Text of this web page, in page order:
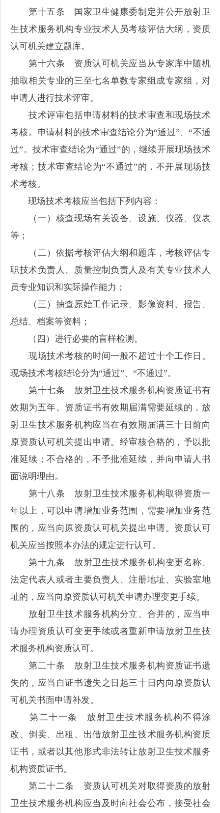
第十五条 国家卫生健康委制定并公开放射卫
生技术服务机构专业技术人员考核评估大纲，资质
认可机关建立题库。
第十六条 资质认可机关应当从专家库中随机
抽取相关专业的三至七名单数专家组成专家组，对
申请人进行技术评审。
技术评审包括申请材料的技术审查和现场技术
考核。申请材料的技术审查结论分为“通过”、“不通
过”。技术审查结论为“通过”的，继续开展现场技术
考核；技术审查结论为“不通过”的，不开展现场技
术考核。
现场技术考核应当包括下列内容：
（一）核查现场有关设备、设施、仪器、仪表
等；
（二）依据考核评估大纲和题库，考核评估专
职技术负责人、质量控制负责人及有关专业技术人
员专业知识和实际操作能力；
（三）抽查原始工作记录、影像资料、报告、
总结、档案等资料；
（四）进行必要的盲样检测。
现场技术考核的时间一般不超过十个工作日。
现场技术考核结论分为“通过”、“不通过”。
第十七条 放射卫生技术服务机构资质证书有
效期为五年。资质证书有效期届满需要延续的，放
射卫生技术服务机构应当在有效期届满三十日前向
原资质认可机关提出申请。经审核合格的，予以批
准延续；不合格的，不予批准延续，并向申请人书
面说明理由。
第十八条 放射卫生技术服务机构取得资质一
年以上，可以申请增加业务范围，需要增加业务范
围的，应当向原资质认可机关提出申请。资质认可
机关应当按照本办法的规定进行认可。
第十九条 放射卫生技术服务机构变更名称、
法定代表人或者主要负责人、注册地址、实验室地
址的，应当向原资质认可机关申请办理变更手续。
放射卫生技术服务机构分立、合并的，应当申
请办理资质认可变更手续或者重新申请放射卫生技
术服务机构资质认可。
第二十条 放射卫生技术服务机构资质证书遗
失的，应当自证书遗失之日起三十日内向原资质认
可机关书面申请补发。
第二十一条 放射卫生技术服务机构不得涂
改、倒卖、出租、出借放射卫生技术服务机构资质
证书，或者以其他形式非法转让放射卫生技术服务
机构资质证书。
第二十二条 资质认可机关对取得资质的放射
卫生技术服务机构应当及时向社会公布，接受社会